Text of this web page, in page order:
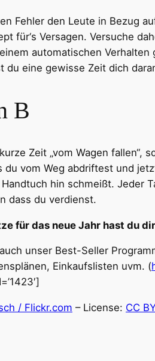
Fehler den Leute in Bezug
für‘s Versagen. Versuche
automatischen
du eine gewisse Zeit dich
B
Zeit „vom Wagen
du vom Weg abdriftest und
hin schmeißt. Jeder
dass du verdienst.
für das neue Jahr hast du
unser Best-Seller
Einkaufslisten uvm. (
/ Flickr.com – License: CC